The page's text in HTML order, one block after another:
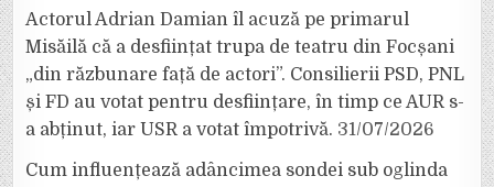
Actorul Adrian Damian îl acuză pe primarul
Misăilă că a desființat trupa de teatru din Focșani
„din răzbunare față de actori”. Consilierii PSD, PNL
și FD au votat pentru desființare, în timp ce AUR s-
a abținut, iar USR a votat împotrivă. 31/07/2026
Cum influențează adâncimea sondei sub oglinda